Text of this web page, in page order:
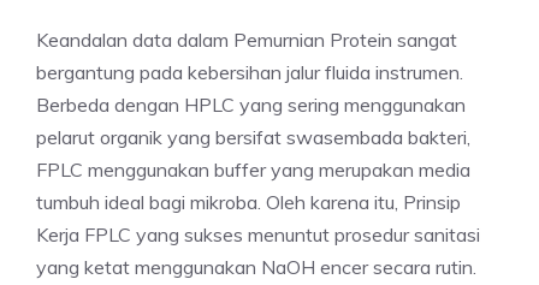
Keandalan data dalam Pemurnian Protein sangat
bergantung pada kebersihan jalur fluida instrumen.
Berbeda dengan HPLC yang sering menggunakan
pelarut organik yang bersifat swasembada bakteri,
FPLC menggunakan buffer yang merupakan media
tumbuh ideal bagi mikroba. Oleh karena itu, Prinsip
Kerja FPLC yang sukses menuntut prosedur sanitasi
yang ketat menggunakan NaOH encer secara rutin.